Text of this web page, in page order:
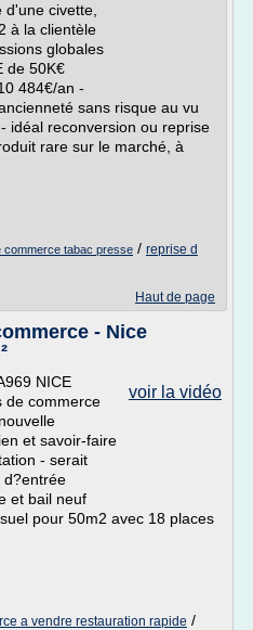
civette,
à la clientèle
globales
de 50K€
484€/an -
sans risque au vu
idéal reconversion ou reprise
rare sur le marché, à
commerce tabac presse / reprise d
Haut de page
- Nice
voir la vidéo
NICE
de commerce
et savoir-faire
- serait
d?entrée
et bail neuf
pour 50m2 avec 18 places
a vendre restauration rapide /